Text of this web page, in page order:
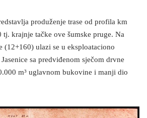
produženje trase od profila km
tj. krajnje tačke ove šumske pruge. Na
(12+160) ulazi se u eksploataciono
sa predviđenom sječom drvne
m³ uglavnom bukovine i manji dio